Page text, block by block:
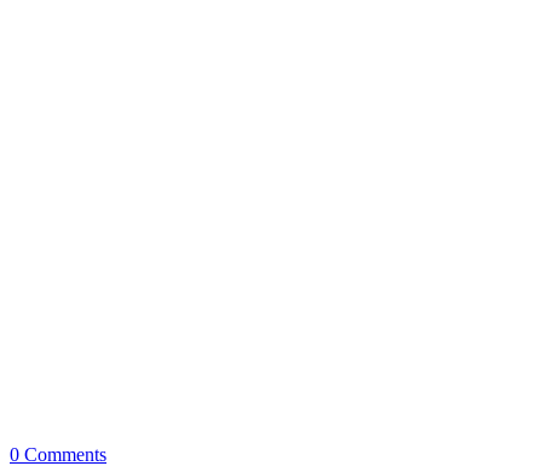
0 Comments